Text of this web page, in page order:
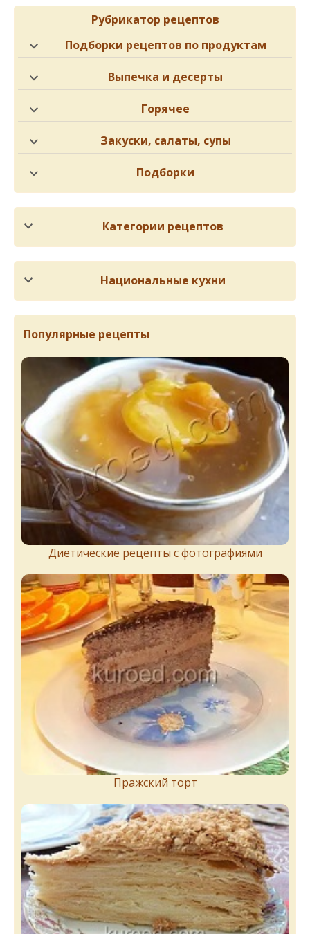
Рубрикатор рецептов
Подборки рецептов по продуктам
Выпечка и десерты
Горячее
Закуски, салаты, супы
Подборки
Категории рецептов
Национальные кухни
Популярные рецепты
Диетические рецепты с фотографиями
Пражский торт